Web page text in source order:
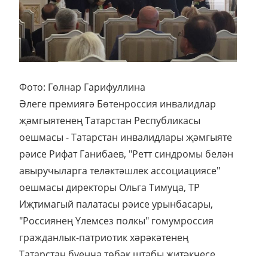
Фото: Гөлнар Гарифуллина
Әлеге премиягә Бөтенроссия инвалидлар
җәмгыятенең Татарстан Республикасы
оешмасы - Татарстан инвалидлары җәмгыяте
рәисе Рифат Ганибаев, "Ретт синдромы белән
авыручыларга теләктәшлек ассоциациясе"
оешмасы директоры Ольга Тимуца, ТР
Иҗтимагый палатасы рәисе урынбасары,
"Россиянең Үлемсез полкы" гомумроссия
гражданлык-патриотик хәрәкәтенең